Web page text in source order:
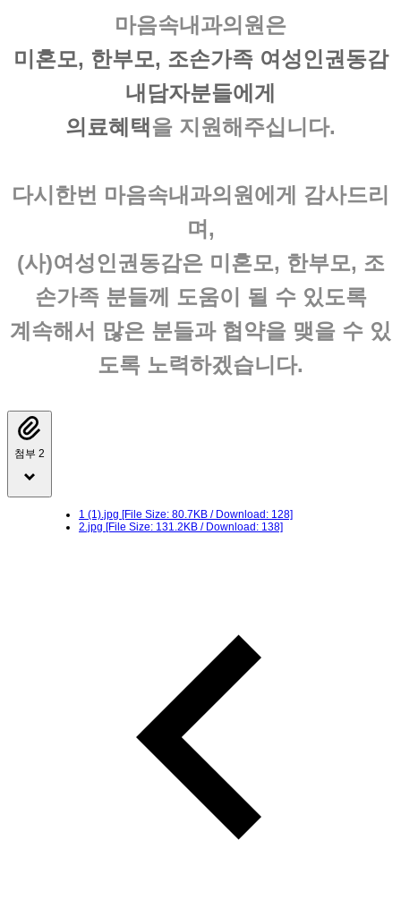
마음속내과의원은
미혼모, 한부모, 조손가족여성인권동감
내담자분들에게
의료혜택 을 지원해주십니다.
다시한번 마음속내과의원 에게 감사드리
며,
(사)여성인권동감은 미혼모, 한부모, 조
손가족분들께 도움이 될 수 있도록
계속해서 많은 분들과 협약을 맺을 수 있
도록 노력하겠습니다.
첨부 2
1 (1).jpg [File Size: 80.7KB / Download: 128]
2.jpg [File Size: 131.2KB / Download: 138]